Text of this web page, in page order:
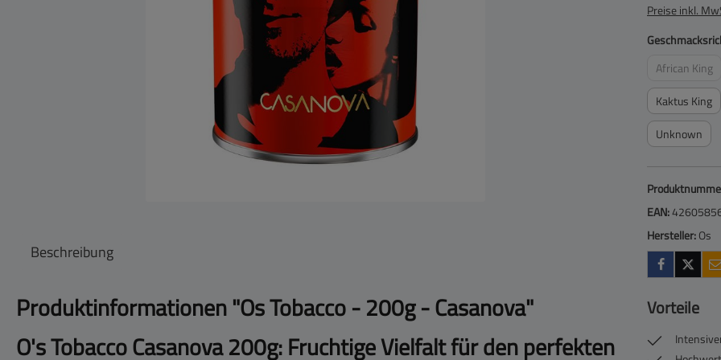
Preise inkl.
African King
(Diese
Kaktus King
Unknown
EAN:
Hersteller:Os
Vorteile
Beschreibung
Produktinformationen "Os Tobacco - 200g - Casanova"
O's Tobacco Casanova 200g: Fruchtige Vielfalt für den perfekten